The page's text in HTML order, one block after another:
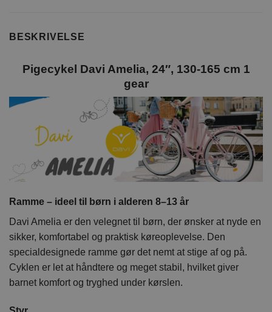
BESKRIVELSE
Pigecykel Davi Amelia, 24″, 130-165 cm 1
gear
Ramme – ideel til børn i alderen 8–13 år
Davi Amelia er den velegnet til børn, der ønsker at nyde en
sikker, komfortabel og praktisk køreoplevelse. Den
specialdesignede ramme gør det nemt at stige af og på.
Cyklen er let at håndtere og meget stabil, hvilket giver
barnet komfort og tryghed under kørslen.